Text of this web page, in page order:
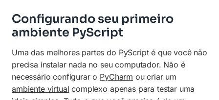
Configurando seu primeiro
ambiente PyScript
Uma das melhores partes do PyScript é que você não
precisa instalar nada no seu computador. Não é
necessário configurar o PyCharm ou criar um
ambiente virtual complexo apenas para testar uma